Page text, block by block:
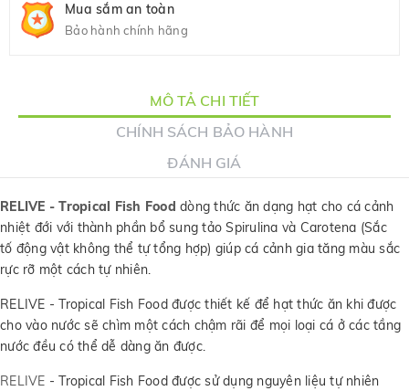
Mua sắm an toàn
Bảo hành chính hãng
MÔ TẢ CHI TIẾT
CHÍNH SÁCH BẢO HÀNH
ĐÁNH GIÁ
RELIVE - Tropical Fish Food dòng thức ăn dạng hạt cho cá cảnh
nhiệt đới với thành phần bổ sung tảo Spirulina và Carotena (Sắc
tố động vật không thể tự tổng hợp) giúp cá cảnh gia tăng màu sắc
rực rỡ một cách tự nhiên.
RELIVE - Tropical Fish Food được thiết kế để hạt thức ăn khi được
cho vào nước sẽ chìm một cách chậm rãi để mọi loại cá ở các tầng
nước đều có thể dễ dàng ăn được.
RELIVE - Tropical Fish Food được sử dụng nguyên liệu tự nhiên